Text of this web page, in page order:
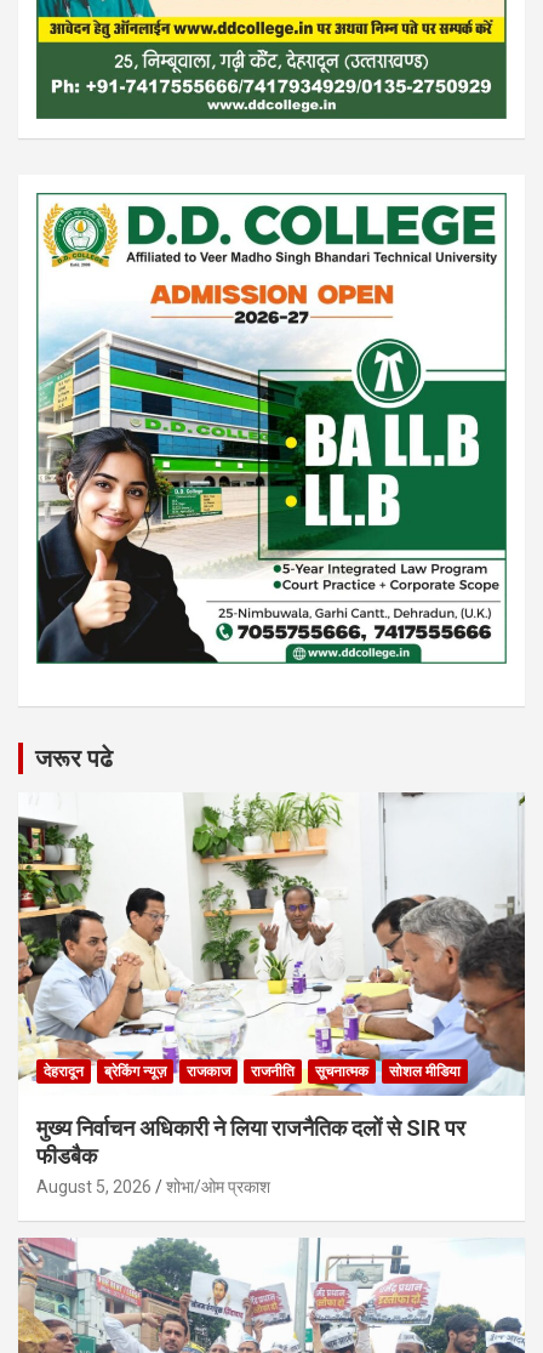
जरूर पढे
देहरादून ब्रेकिंग न्यूज़ राजकाज राजनीति सूचनात्मक सोशल मीडिया
मुख्य निर्वाचन अधिकारी ने लिया राजनैतिक दलों से SIR पर
फीडबैक
August 5, 2026 शोभा/ओम प्रकाश